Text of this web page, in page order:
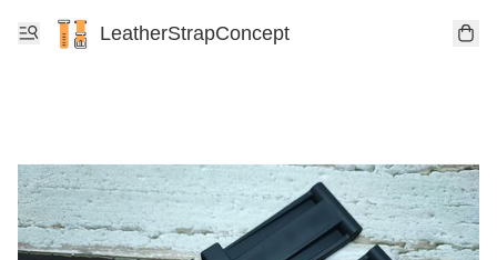
LeatherStrapConcept